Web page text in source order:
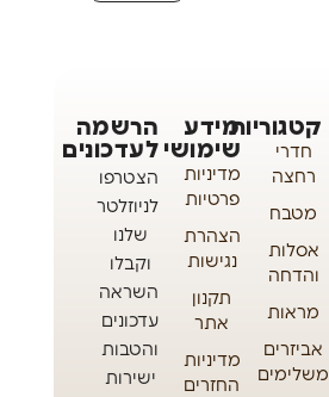
קטגוריות
חדרי
רחצה
מטבח
אסלות
והדחה
מראות
אביזרים
משלימים
מידע
שימושי
מדיניות
פרטיות
הצהרת
נגישות
תקנון
אתר
מדיניות
החזרים
הרשמה
לעדכונים
הצטרפו
לניוזלטר
שלנו
וקבלו
השראה
עדכונים
והטבות
ישירות